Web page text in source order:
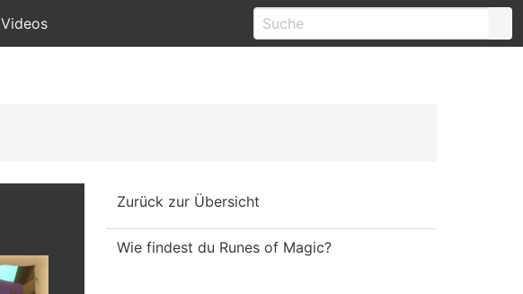
Videos
Zurück zur Übersicht
Wie findest du Runes of Magic?